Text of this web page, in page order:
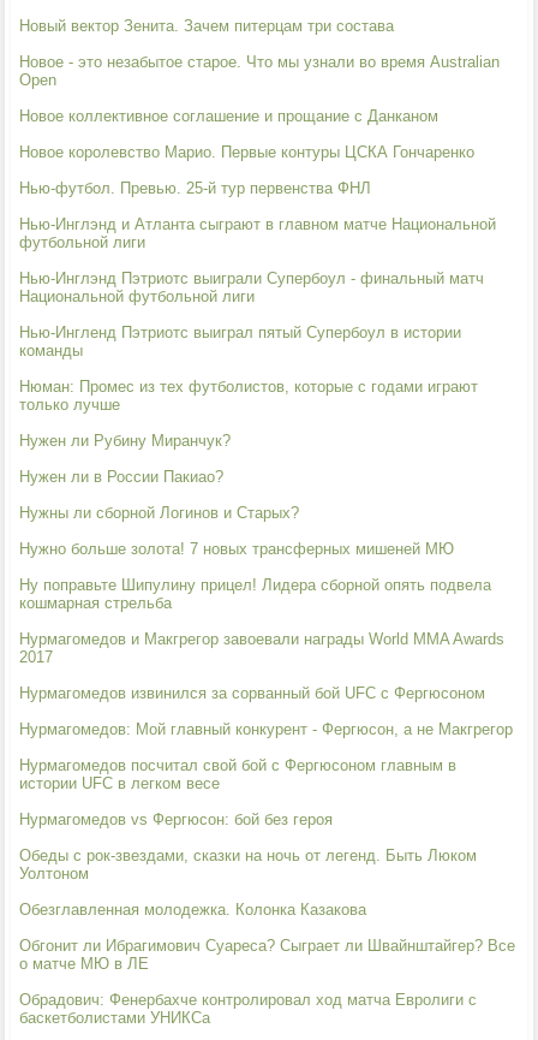
Новый вектор Зенита. Зачем питерцам три состава
Новое - это незабытое старое. Что мы узнали во время Australian
Open
Новое коллективное соглашение и прощание с Данканом
Новое королевство Марио. Первые контуры ЦСКА Гончаренко
Нью-футбол. Превью. 25-й тур первенства ФНЛ
Нью-Инглэнд и Атланта сыграют в главном матче Национальной
футбольной лиги
Нью-Инглэнд Пэтриотс выиграли Супербоул - финальный матч
Национальной футбольной лиги
Нью-Ингленд Пэтриотс выиграл пятый Супербоул в истории
команды
Нюман: Промес из тех футболистов, которые с годами играют
только лучше
Нужен ли Рубину Миранчук?
Нужен ли в России Пакиао?
Нужны ли сборной Логинов и Старых?
Нужно больше золота! 7 новых трансферных мишеней МЮ
Ну поправьте Шипулину прицел! Лидера сборной опять подвела
кошмарная стрельба
Нурмагомедов и Макгрегор завоевали награды World MMA Awards
2017
Нурмагомедов извинился за сорванный бой UFC с Фергюсоном
Нурмагомедов: Мой главный конкурент - Фергюсон, а не Макгрегор
Нурмагомедов посчитал свой бой с Фергюсоном главным в
истории UFC в легком весе
Нурмагомедов vs Фергюсон: бой без героя
Обеды с рок-звездами, сказки на ночь от легенд. Быть Люком
Уолтоном
Обезглавленная молодежка. Колонка Казакова
Обгонит ли Ибрагимович Суареса? Сыграет ли Швайнштайгер? Все
о матче МЮ в ЛЕ
Обрадович: Фенербахче контролировал ход матча Евролиги с
баскетболистами УНИКСа